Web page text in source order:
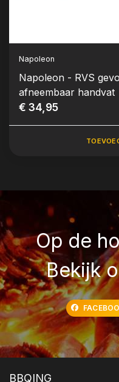
Napoleon
Napoleon - RVS
afneembaar handvat
€ 34,95
Op de
Bekijk
BBQING